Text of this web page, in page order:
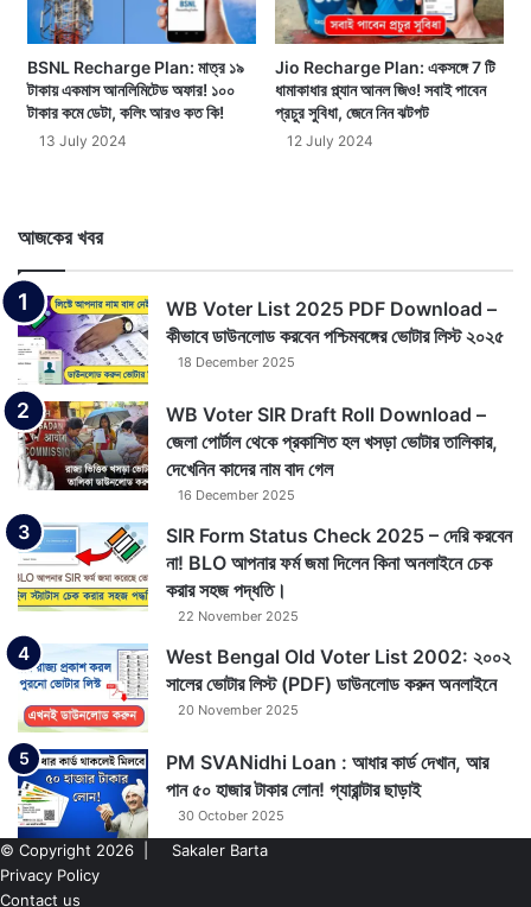
BSNL Recharge Plan: মাত্র ১৯
টাকায় একমাস আনলিমিটেড অফার! ১০০
টাকার কমে ডেটা, কলিং আরও কত কি!
13 July 2024
Jio Recharge Plan: একসঙ্গে 7 টি
ধামাকাধার প্ল্যান আনল জিও! সবাই পাবেন
প্রচুর সুবিধা, জেনে নিন ঝটপট
12 July 2024
আজকের খবর
WB Voter List 2025 PDF Download –
কীভাবে ডাউনলোড করবেন পশ্চিমবঙ্গের ভোটার লিস্ট ২০২৫
18 December 2025
WB Voter SIR Draft Roll Download –
জেলা পোর্টাল থেকে প্রকাশিত হল খসড়া ভোটার তালিকার,
দেখেনিন কাদের নাম বাদ গেল
16 December 2025
SIR Form Status Check 2025 – দেরি করবেন
না! BLO আপনার ফর্ম জমা দিলেন কিনা অনলাইনে চেক
করার সহজ পদ্ধতি।
22 November 2025
West Bengal Old Voter List 2002: ২০০২
সালের ভোটার লিস্ট (PDF) ডাউনলোড করুন অনলাইনে
20 November 2025
PM SVANidhi Loan : আধার কার্ড দেখান, আর
পান ৫০ হাজার টাকার লোন! গ্যারান্টার ছাড়াই
30 October 2025
© Copyright 2026 |
Sakaler Barta
Privacy Policy
Contact us